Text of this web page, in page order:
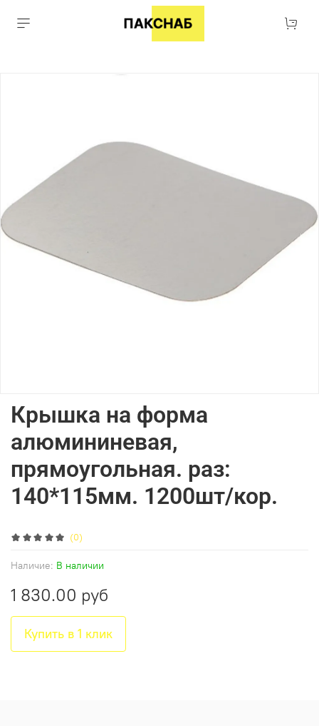
(0)
Наличие: В наличии
Крышка на форма
алюмининевая,
прямоугольная. раз:
140*115мм. 1200шт/кор.
1 830.00 руб
Купить в 1 клик